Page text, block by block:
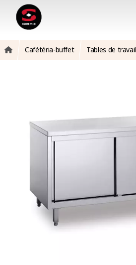
Cafétéria-buffet Tables de travail